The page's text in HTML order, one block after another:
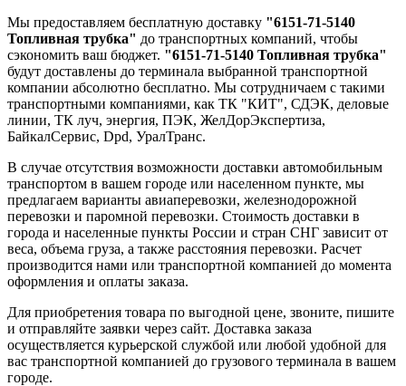
Мы предоставляем бесплатную доставку "6151-71-5140
Топливная трубка" до транспортных компаний, чтобы
сэкономить ваш бюджет. "6151-71-5140 Топливная трубка"
будут доставлены до терминала выбранной транспортной
компании абсолютно бесплатно. Мы сотрудничаем с такими
транспортными компаниями, как ТК "КИТ", СДЭК, деловые
линии, ТК луч, энергия, ПЭК, ЖелДорЭкспертиза,
БайкалСервис, Dpd, УралТранс.
В случае отсутствия возможности доставки автомобильным
транспортом в вашем городе или населенном пункте, мы
предлагаем варианты авиаперевозки, железнодорожной
перевозки и паромной перевозки. Стоимость доставки в
города и населенные пункты России и стран СНГ зависит от
веса, объема груза, а также расстояния перевозки. Расчет
производится нами или транспортной компанией до момента
оформления и оплаты заказа.
Для приобретения товара по выгодной цене, звоните, пишите
и отправляйте заявки через сайт. Доставка заказа
осуществляется курьерской службой или любой удобной для
вас транспортной компанией до грузового терминала в вашем
городе.